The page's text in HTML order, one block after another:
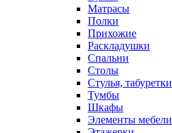
Матрасы
Полки
Прихожие
Раскладушки
Спальни
Столы
Стулья, табуретки
Тумбы
Шкафы
Элементы мебели